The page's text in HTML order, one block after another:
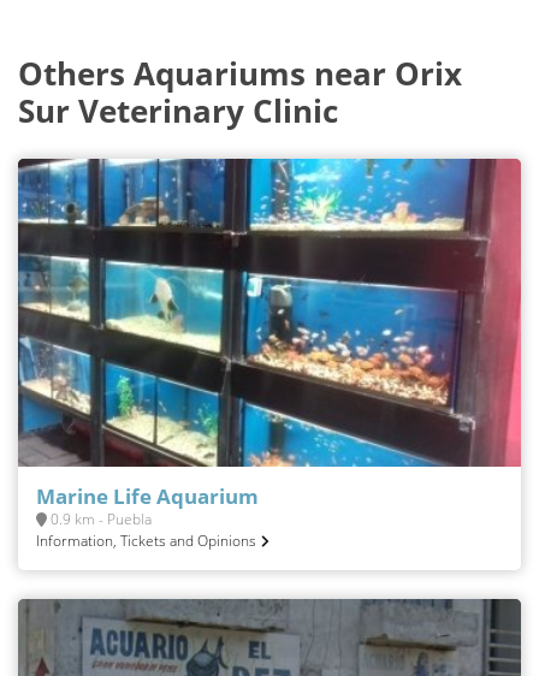
Others Aquariums near Orix
Sur Veterinary Clinic
Marine Life Aquarium
0.9 km - Puebla
Information, Tickets and Opinions